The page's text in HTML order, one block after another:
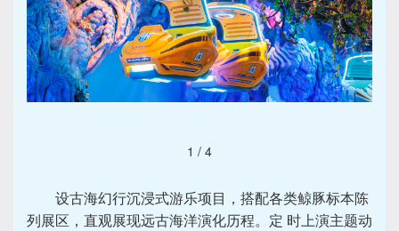
1 / 4
设古海幻行沉浸式游乐项目，搭配各类鲸豚标本陈
列展区，直观展现远古海洋演化历程。定 时上演主题动